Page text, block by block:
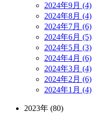
2024年9月 (4)
2024年8月 (4)
2024年7月 (6)
2024年6月 (5)
2024年5月 (3)
2024年4月 (6)
2024年3月 (4)
2024年2月 (6)
2024年1月 (4)
2023年 (80)